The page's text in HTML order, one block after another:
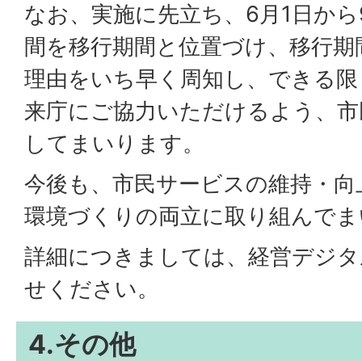
なお、実施に先立ち、6月1日か
間を移行期間と位置づけ、移行
理由をいち早く周知し、できる
来庁にご協力いただけるよう、
してまいります。
今後も、市民サービスの維持・
環境づくりの両立に取り組んで
詳細につきましては、経営デジ
せください。
4.その他